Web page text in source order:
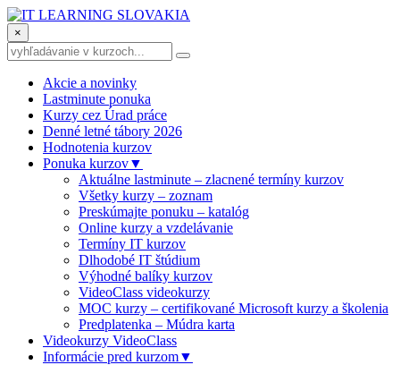
×
Akcie a novinky
Lastminute ponuka
Kurzy cez Úrad práce
Denné letné tábory 2026
Hodnotenia kurzov
Ponuka kurzov▼
Aktuálne lastminute – zlacnené termíny kurzov
Všetky kurzy – zoznam
Preskúmajte ponuku – katalóg
Online kurzy a vzdelávanie
Termíny IT kurzov
Dlhodobé IT štúdium
Výhodné balíky kurzov
VideoClass videokurzy
MOC kurzy – certifikované Microsoft kurzy a školenia
Predplatenka – Múdra karta
Videokurzy VideoClass
Informácie pred kurzom▼